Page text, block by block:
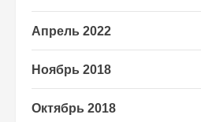
Апрель 2022
Ноябрь 2018
Октябрь 2018